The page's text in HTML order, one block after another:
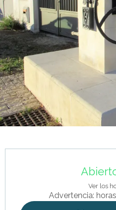
Ver los
Advertencia: